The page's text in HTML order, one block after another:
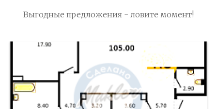
Выгодные предложения - ловите момент!